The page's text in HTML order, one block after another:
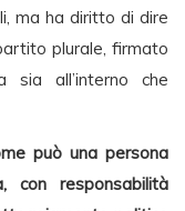
ma ha diritto di dire
plurale, firmato
sia all’interno che
può una persona
con responsabilità